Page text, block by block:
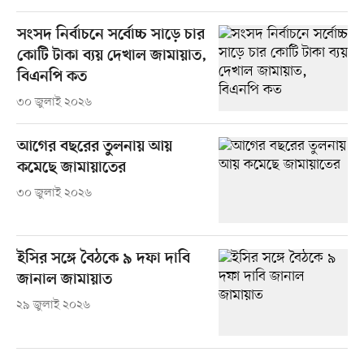
সংসদ নির্বাচনে সর্বোচ্চ সাড়ে চার
কোটি টাকা ব্যয় দেখাল জামায়াত,
বিএনপি কত
৩০ জুলাই ২০২৬
আগের বছরের তুলনায় আয়
কমেছে জামায়াতের
৩০ জুলাই ২০২৬
ইসির সঙ্গে বৈঠকে ৯ দফা দাবি
জানাল জামায়াত
২৯ জুলাই ২০২৬